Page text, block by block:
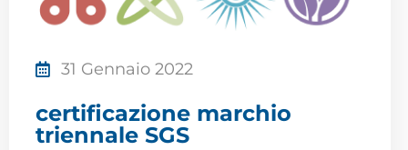
31 Gennaio 2022
certificazione marchio
triennale SGS